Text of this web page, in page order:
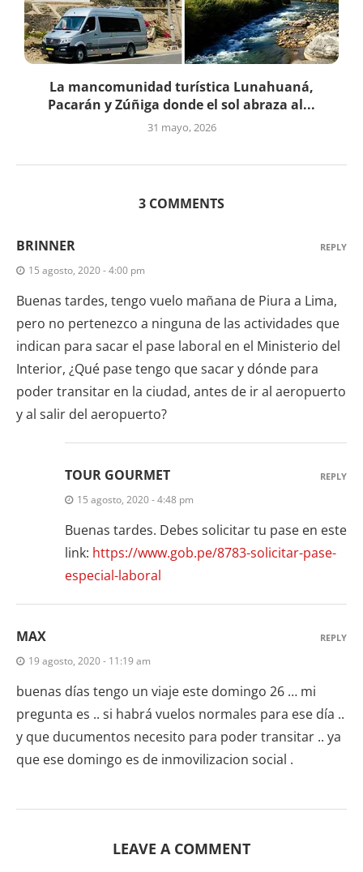
La mancomunidad turística Lunahuaná,
Pacarán y Zúñiga donde el sol abraza al...
31 mayo, 2026
3 COMMENTS
BRINNER
15 agosto, 2020 - 4:00 pm
Buenas tardes, tengo vuelo mañana de Piura a Lima,
pero no pertenezco a ninguna de las actividades que
indican para sacar el pase laboral en el Ministerio del
Interior, ¿Qué pase tengo que sacar y dónde para
poder transitar en la ciudad, antes de ir al aeropuerto
y al salir del aeropuerto?
REPLY
TOUR GOURMET
15 agosto, 2020 - 4:48 pm
Buenas tardes. Debes solicitar tu pase en este
link: https://www.gob.pe/8783-solicitar-pase-
especial-laboral
REPLY
MAX
19 agosto, 2020 - 11:19 am
buenas días tengo un viaje este domingo 26 … mi
pregunta es .. si habrá vuelos normales para ese día ..
y que ducumentos necesito para poder transitar .. ya
que ese domingo es de inmovilizacion social .
REPLY
LEAVE A COMMENT